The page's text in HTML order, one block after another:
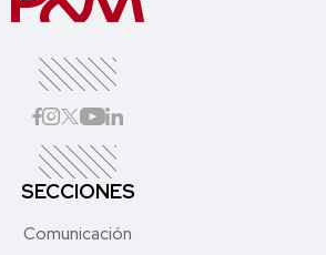
SECCIONES
Comunicación